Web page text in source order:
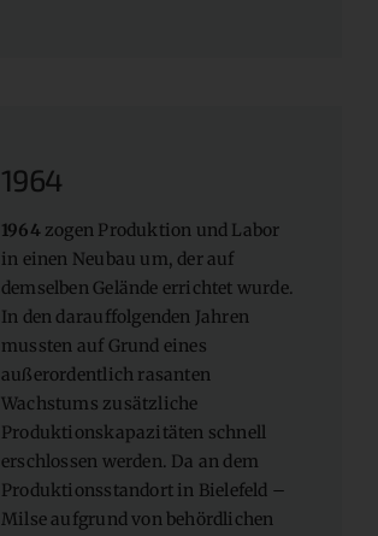
1964
1964zogen Produktion und Labor
in einen Neubau um, der auf
demselben Gelände errichtet wurde.
In den darauffolgenden Jahren
mussten auf Grund eines
außerordentlich rasanten
Wachstums zusätzliche
Produktionskapazitäten schnell
erschlossen werden. Da an dem
Produktionsstandort in Bielefeld –
Milse aufgrund von behördlichen